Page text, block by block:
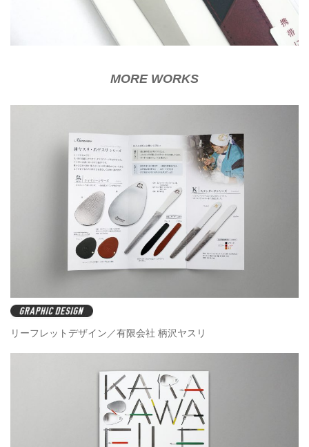
MORE WORKS
リーフレットデザイン／有限会社 柄沢ヤスリ